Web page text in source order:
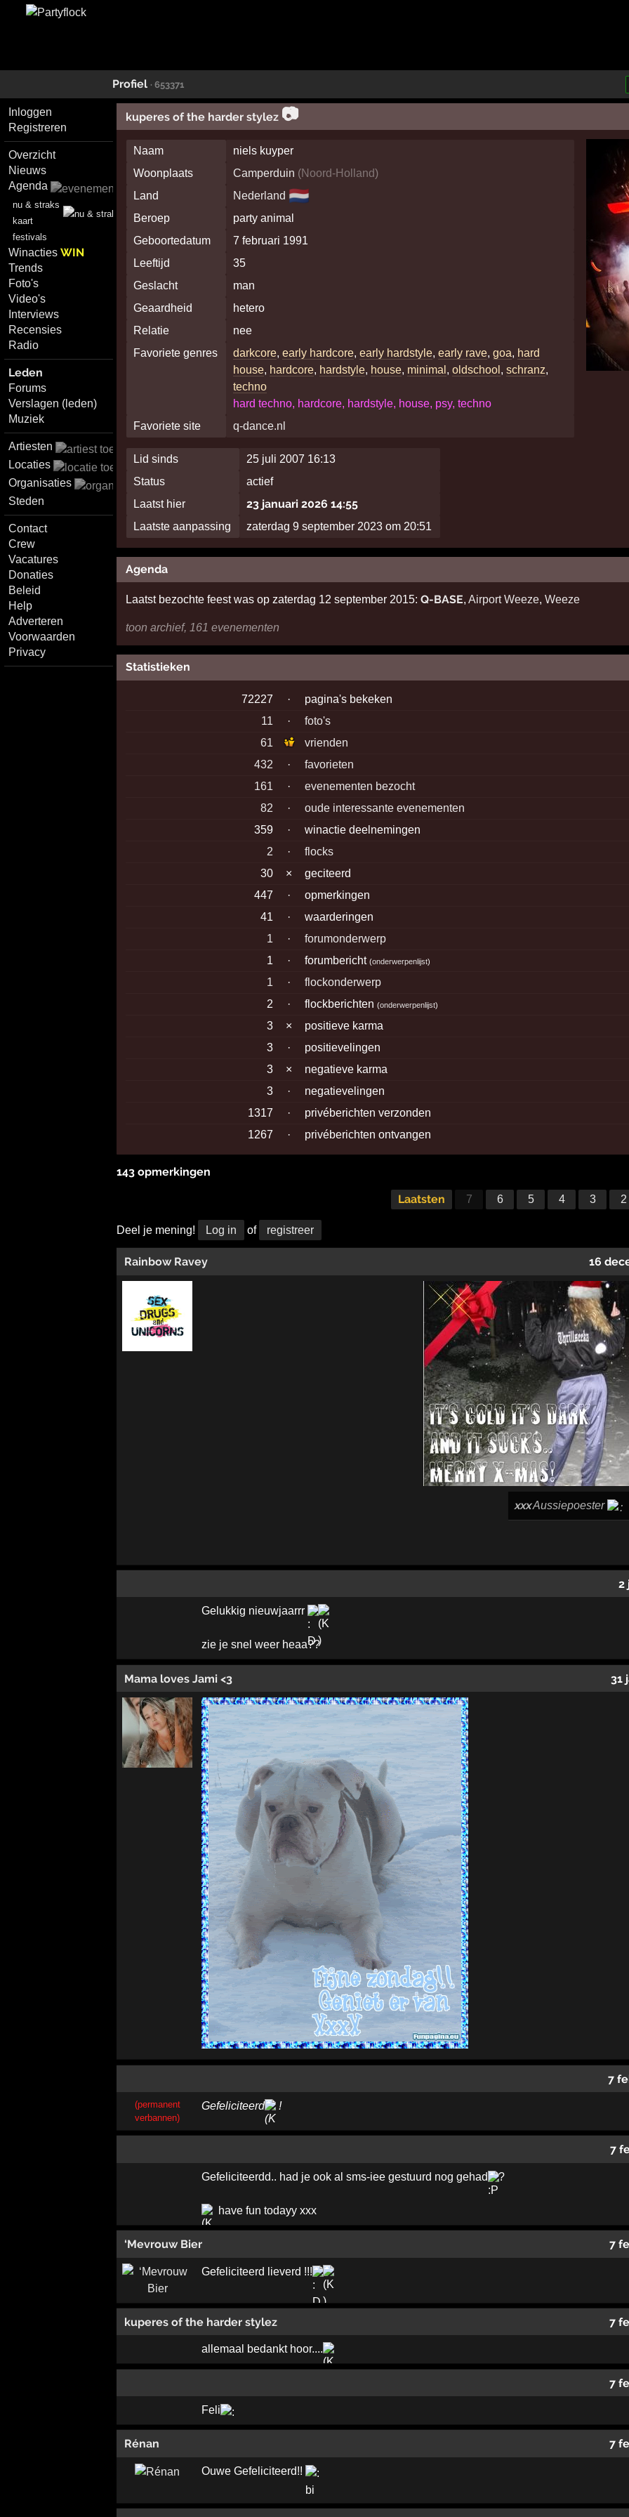
Profiel · 653371
Inloggen
Registreren
Overzicht
Nieuws
Agenda
nu & straks
kaart
festivals
WinactiesWIN
Trends
Foto's
Video's
Interviews
Recensies
Radio
Leden
Forums
Verslagen (leden)
Muziek
Artiesten
Locaties
Organisaties
Steden
Contact
Crew
Vacatures
Donaties
Beleid
Help
Adverteren
Voorwaarden
Privacy
kuperes of the harder stylez 📷
Naam
niels kuyper
Woonplaats
Camperduin (Noord-Holland)
Land
Nederland 🇳🇱
Beroep
party animal
Geboortedatum
7 februari 1991
Leeftijd
35
Geslacht
man
Geaardheid
hetero
Relatie
nee
Favoriete genres
darkcore,early hardcore,early hardstyle,early rave,goa, hard
house, hardcore, hardstyle, house, minimal ,oldschool ,schranz,
techno
hard techno, hardcore, hardstyle, house, psy, techno
Favoriete site
q-dance.nl
Lid sinds
25 juli 2007 16:13
Status
actief
Laatst hier
23 januari 2026 14:55
Laatste aanpassing zaterdag 9 september 2023 om 20:51
Agenda
Laatst bezochte feest was op zaterdag 12 september 2015: Q-BASE, Airport Weeze, Weeze
toon archief, 161 evenementen
Statistieken
72227 ·
pagina's bekeken
11
·
foto's
61
vrienden
432
·
favorieten
161
·
evenementen bezocht
82
·
oude interessante evenementen
359
·
winactie deelnemingen
2
·
flocks
30
×
geciteerd
447
·
opmerkingen
41
·
waarderingen
1
·
forumonderwerp
1
· forumbericht(onderwerpenlijst)
1 ·
flockonderwerp
2
· flockberichten(onderwerpenlijst)
3 ×
positieve karma
3
·
positievelingen
3
×
negatieve karma
3
·
negatievelingen
1317
·
privéberichten verzonden
1267
· privéberichten ontvangen
143 opmerkingen
Laatsten 7 6 5 4 3 2
Deel je mening! Log in of registreer
Rainbow Ravey 16
xxxAussiepoester
2
Gelukkig nieuwjaarrr
zie je snel weer heaa??
Mama loves Jami <3 31
7
(permanent
verbannen)
Gefeliciteerd !
7
Gefeliciteerdd.. had je ook al sms-iee gestuurd nog gehad ?
have fun todayy xxx
‘Mevrouw Bier 7
Gefeliciteerd lieverd !!!
kuperes of the harder stylez 7
allemaal bedankt hoor....
7
Feli
Rénan 7
Ouwe Gefeliciteerd!!